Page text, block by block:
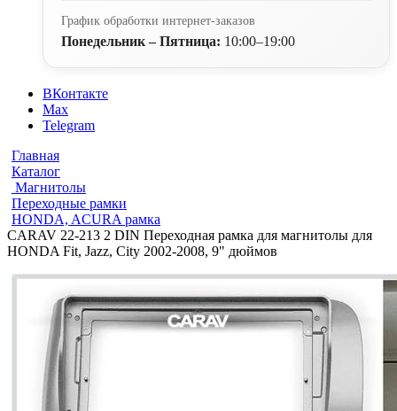
График обработки интернет-заказов
Понедельник – Пятница: 10:00–19:00
ВКонтакте
Max
Telegram
Главная
Каталог
Магнитолы
Переходные рамки
HONDA, ACURA рамка
CARAV 22-213 2 DIN Переходная рамка для магнитолы для
HONDA Fit, Jazz, City 2002-2008, 9" дюймов